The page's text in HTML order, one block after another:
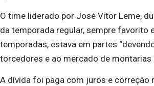
O time liderado por José Vitor Leme,
da temporada regular, sempre favorito
temporadas, estava em partes
torcedores e ao mercado de montarias
A dívida foi paga com juros e correção